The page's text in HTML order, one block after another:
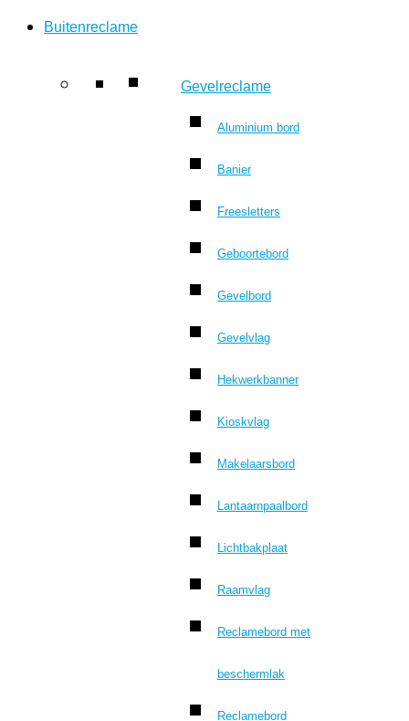
Buitenreclame
Gevelreclame
Aluminium bord
Banier
Freesletters
Geboortebord
Gevelbord
Gevelvlag
Hekwerkbanner
Kioskvlag
Makelaarsbord
Lantaarnpaalbord
Lichtbakplaat
Raamvlag
Reclamebord met
beschermlak
Reclamebord